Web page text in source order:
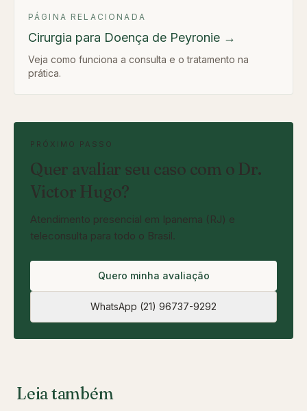
PÁGINA RELACIONADA
Cirurgia para Doença de Peyronie →
Veja como funciona a consulta e o tratamento na
prática.
PRÓXIMO PASSO
Quer avaliar seu caso com o Dr.
Victor Hugo?
Atendimento presencial em Ipanema (RJ) e
teleconsulta para todo o Brasil.
Quero minha avaliação
WhatsApp (21) 96737-9292
Leia também